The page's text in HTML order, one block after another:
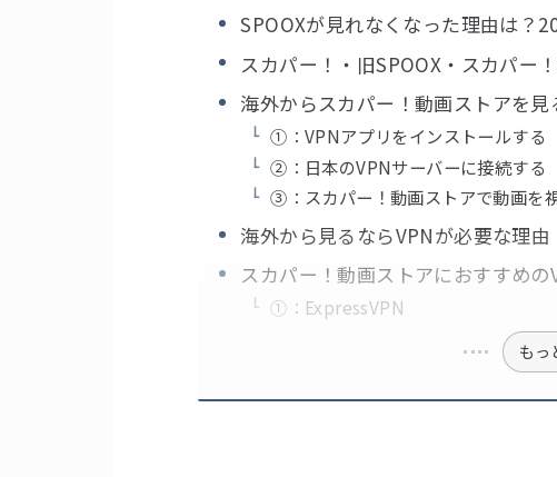
SPOOXが見れなくなった理由は？
スカパー！・旧SPOOX・スカパー
海外からスカパー！動画ストアを見
①：VPNアプリをインストールする
②：日本のVPNサーバーに接続する
③：スカパー！動画ストアで動画を
海外から見るならVPNが必要な理由
スカパー！動画ストアにおすすめの
①：ExpressVPN
もっ